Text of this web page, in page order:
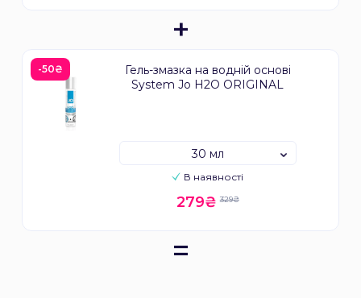
+
-50₴
Гель-змазка на водній основі
System Jo H2O ORIGINAL
В наявності
329₴
279₴
30 мл
=